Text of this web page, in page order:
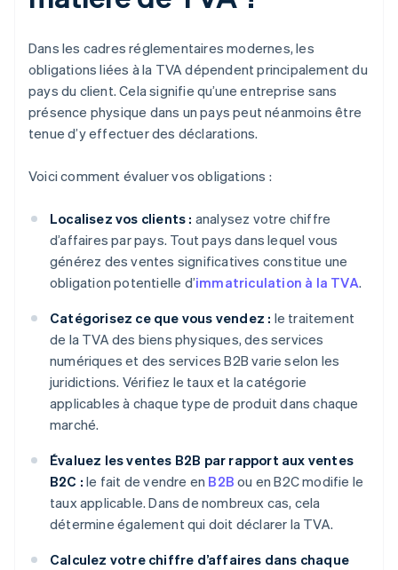
Dans les cadres réglementaires modernes, les
obligations liées à la TVA dépendent principalement du
pays du client. Cela signifie qu’une entreprise sans
présence physique dans un pays peut néanmoins être
tenue d’y effectuer des déclarations.
Voici comment évaluer vos obligations :
Localisez vos clients : analysez votre chiffre
d’affaires par pays. Tout pays dans lequel vous
générez des ventes significatives constitue une
obligation potentielle d’immatriculation à la TVA.
Catégorisez ce que vous vendez : le traitement
de la TVA des biens physiques, des services
numériques et des services B2B varie selon les
juridictions. Vérifiez le taux et la catégorie
applicables à chaque type de produit dans chaque
marché.
Évaluez les ventes B2B par rapport aux ventes
B2C : le fait de vendre en B2B ou en B2C modifie le
taux applicable. Dans de nombreux cas, cela
détermine également qui doit déclarer la TVA.
Calculez votre chiffre d’affaires dans chaque